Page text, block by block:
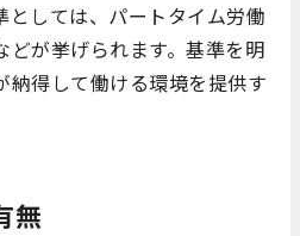
としては、パートタイム労働
どが挙げられます。基準を明
納得して働ける環境を提供す
無